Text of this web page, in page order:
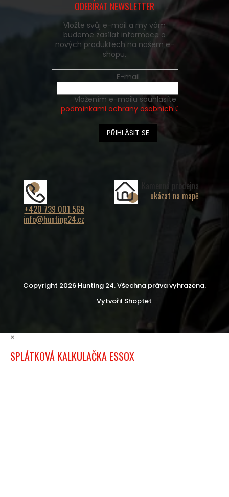
ODEBÍRAT NEWSLETTER
Vložte svůj e-mail a my vám
budeme zasílat informace o
nových produktech na našem e-
shopu.
E-mail
podmínkami ochrany osobních údajů
PŘIHLÁSIT SE
+420 739 001 569
info@hunting24.cz
Kamenná prodejna
ukázat na mapě
Vytvořil Shoptet
Copyright 2026 Hunting 24. Všechna práva vyhrazena.
×
SPLÁTKOVÁ KALKULAČKA ESSOX